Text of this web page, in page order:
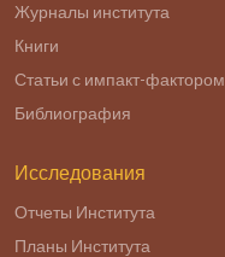
Журналы института
Книги
Статьи с импакт-фактором
Библиография
Исследования
Отчеты Института
Планы Института